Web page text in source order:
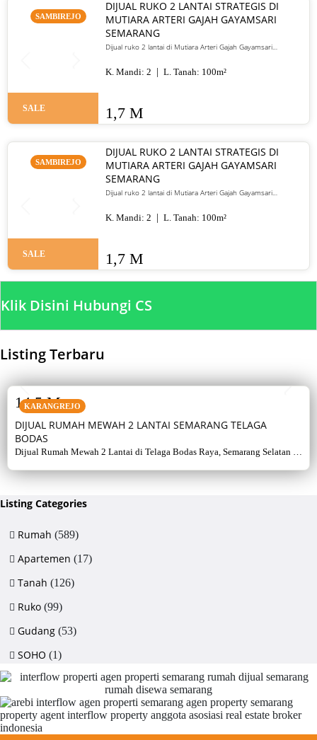
SAMBIREJO
SALE
DIJUAL RUKO 2 LANTAI STRATEGIS DI
MUTIARA ARTERI GAJAH GAYAMSARI
SEMARANG
Dijual ruko 2 lantai di Mutiara Arteri Gajah Gayamsari
1,7 M
K. Mandi: 2 L. Tanah: 100m²
1,7 M
SAMBIREJO
SALE
DIJUAL RUKO 2 LANTAI STRATEGIS DI
MUTIARA ARTERI GAJAH GAYAMSARI
SEMARANG
Dijual ruko 2 lantai di Mutiara Arteri Gajah Gayamsari
untuk usaha. Harga 1,7 M.
K. Mandi: 2 L. Tanah: 100m²
1,7 M
Klik Disini Hubungi CS
Listing Terbaru
KARANGREJO
DIJUAL RUMAH MEWAH 2 LANTAI SEMARANG TELAGA
BODAS
Dijual Rumah Mewah 2 Lantai di Telaga Bodas Raya, Semarang Selatan –
listrik 5500 watt, air artetis. Lingkungan asri & strategis.
14,5 M
Listing Categories
Rumah (589)
Apartemen (17)
Tanah (126)
Ruko (99)
Gudang (53)
SOHO (1)